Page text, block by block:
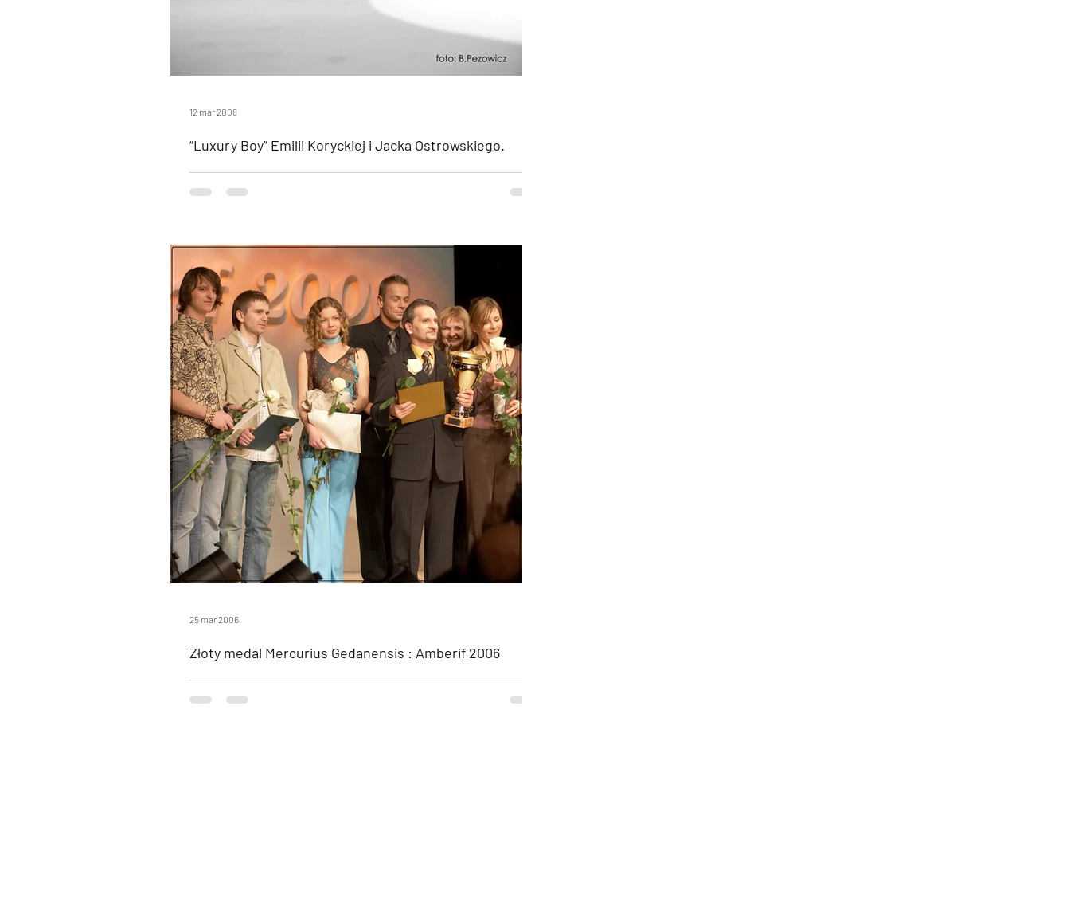
“Luxury Boy” Emilii Koryckiej i Jacka Ostrowskiego.
Gala mody i bursztynu – pokaz męskiej mody “Luxury Boy” Emilii Koryckiej i
kolekcji biżuterii Jacka Ostrowskiego. Wyjątkowy pokaz na Gali...
12 mar 2008
Złoty medal Mercurius Gedanensis : Amberif 2006
Firma po raz pierwszy bierze udział w Międzynarodowych Targach
Bursztynu, Biżuterii i Kamieni Jubilerskich AMBERIF'2006, prezentując
25 mar 2006